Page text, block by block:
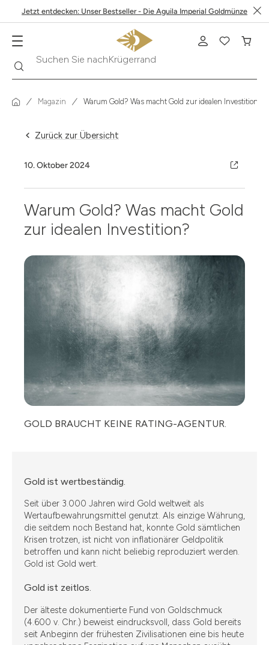
Jetzt entdecken: Unser Bestseller - Die Aguila Imperial Goldmünze
Suchen Sie nachKrügerrand
Magazin Warum Gold? Was macht Gold zur idealen Investition.
Zurück zur Übersicht
10. Oktober 2024
Warum Gold? Was macht Gold
zur idealen Investition?
GOLD BRAUCHT KEINE RATING-AGENTUR.
Gold ist wertbeständig.
Seit über 3.000 Jahren wird Gold weltweit als
Wertaufbewahrungsmittel genutzt. Als einzige Währung,
die seitdem noch Bestand hat, konnte Gold sämtlichen
Krisen trotzen, ist nicht von inflationärer Geldpolitik
betroffen und kann nicht beliebig reproduziert werden.
Gold ist Gold wert.
Gold ist zeitlos.
Der älteste dokumentierte Fund von Goldschmuck
(4.600 v. Chr.) beweist eindrucksvoll, dass Gold bereits
seit Anbeginn der frühesten Zivilisationen eine bis heute